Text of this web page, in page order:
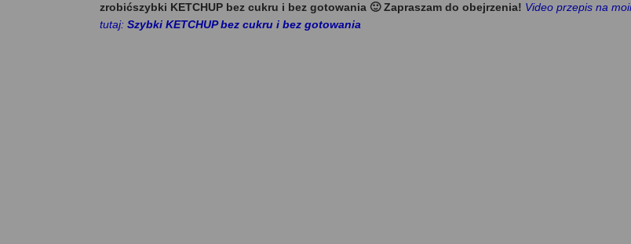
zrobićszybki KETCHUP bez cukru i bez gotowania 🙂 Zapraszam do obejrzenia! Video przepis na
tutaj: Szybki KETCHUP bez cukru i bez gotowania